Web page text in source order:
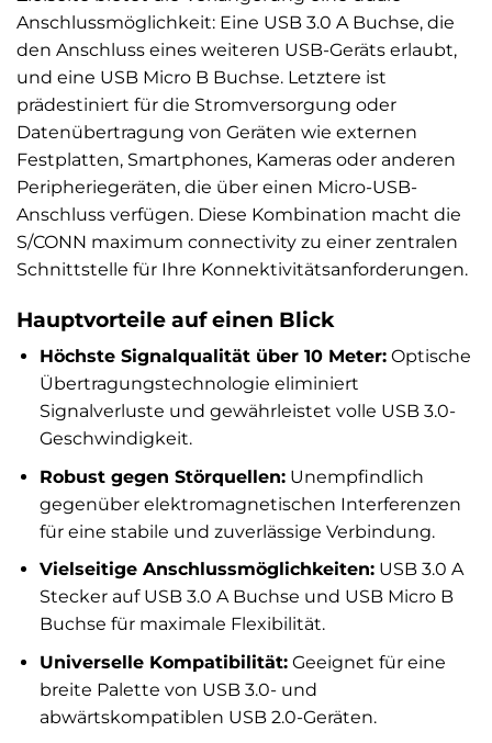
Anschlussmöglichkeit: Eine USB 3.0 A Buchse, die
den Anschluss eines weiteren USB-Geräts erlaubt,
und eine USB Micro B Buchse. Letztere ist
prädestiniert für die Stromversorgung oder
Datenübertragung von Geräten wie externen
Festplatten, Smartphones, Kameras oder anderen
Peripheriegeräten, die über einen Micro-USB-
Anschluss verfügen. Diese Kombination macht die
S/CONN maximum connectivity zu einer zentralen
Schnittstelle für Ihre Konnektivitätsanforderungen.
Hauptvorteile auf einen Blick
Höchste Signalqualität über 10 Meter:Optische
Übertragungstechnologie eliminiert
Signalverluste und gewährleistet volle USB 3.0-
Geschwindigkeit.
Robust gegen Störquellen:Unempfindlich
gegenüber elektromagnetischen Interferenzen
für eine stabile und zuverlässige Verbindung.
Vielseitige Anschlussmöglichkeiten:USB 3.0 A
Stecker auf USB 3.0 A Buchse und USB Micro B
Buchse für maximale Flexibilität.
Universelle Kompatibilität:Geeignet für eine
breite Palette von USB 3.0- und
abwärtskompatiblen USB 2.0-Geräten.